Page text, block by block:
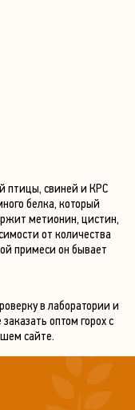
птицы, свиней и КРС
белка, который
метионин, цистин,
от количества
примеси он бывает
в лаборатории и
оптом горох с
сайте.